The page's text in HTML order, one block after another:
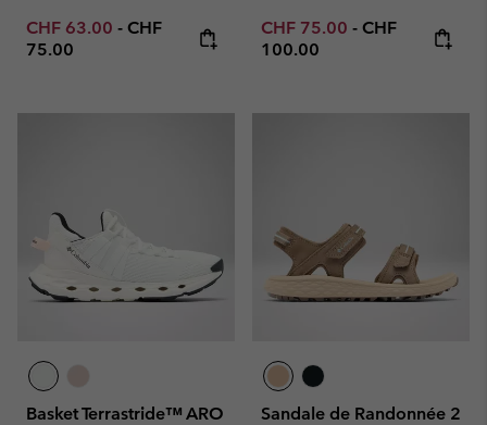
Minimum sale price:
CHF 63.00 - Maximum price:
CHF
75.00
Minimum sale price:
CHF 75.00 - Maximum
CHF
100.00
Basket Terrastride™ ARO
Sandale de Randonnée 2